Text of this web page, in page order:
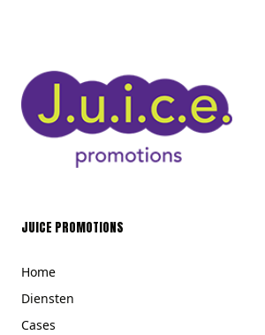
JUICE PROMOTIONS
Home
Diensten
Cases